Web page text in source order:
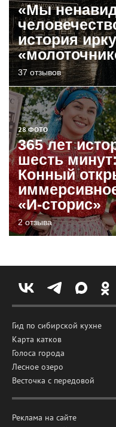
«Мы
история
37 отзывов
28 ФОТО
365 лет
шесть
Конный
«И-сторис»
2 отзыва
Гид по сибирской кухне
Карта катков
Голоса города
Лесное озеро
Весточка с передовой
Реклама на сайте